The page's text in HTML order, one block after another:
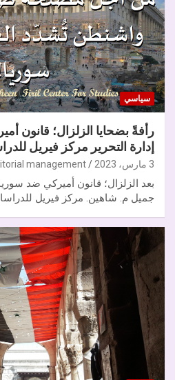
سياسي
رأفةً بضحايا الزلزال؛ قانون
إدارة التحرير مركز فيريل
3 مارس، 2023 management
جميل م. شاهين. مركز فيريل